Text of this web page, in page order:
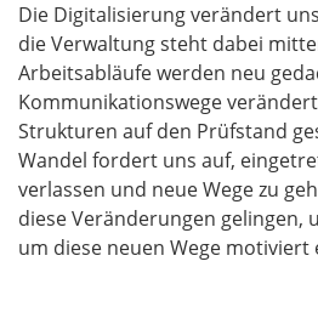
Die Digitalisierung verändert
die Verwaltung steht dabei
Arbeitsabläufe werden neu
Kommunikationswege
Strukturen auf den Prüfstand
Wandel fordert uns auf,
verlassen und neue Wege zu
diese Veränderungen gelingen,
um diese neuen Wege motiviert